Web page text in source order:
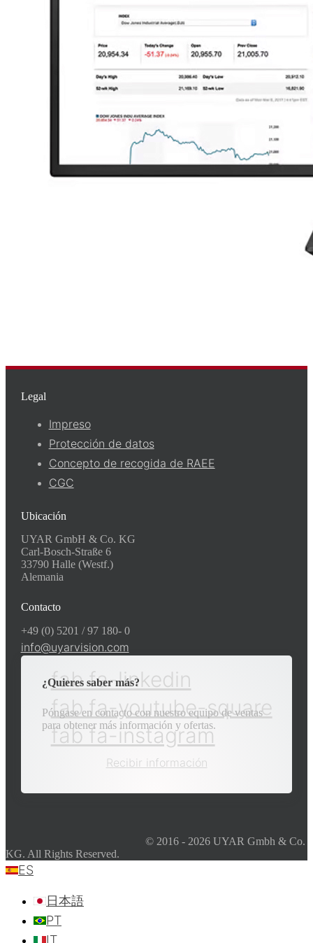
Legal
Impreso
Protección de datos
Concepto de recogida de RAEE
CGC
Ubicación
UYAR GmbH & Co. KG
Carl-Bosch-Straße 6
33790 Halle (Westf.)
Alemania
Contacto
+49 (0) 5201 / 97 180- 0
info@uyarvision.com
fab fa-linkedin
fab fa-youtube-square
fab fa-instagram
¿Quieres saber más?
Póngase en contacto con nuestro equipo de ventas
para obtener más información y ofertas.
Recibir información
© 2016 - 2026 UYAR Gmbh & Co.
KG. All Rights Reserved.
ES
日本語
PT
IT